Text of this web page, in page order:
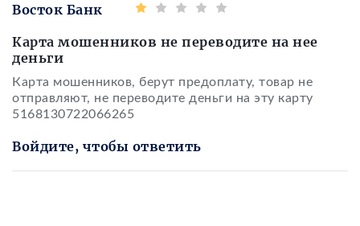
Восток Банк
Карта мошенников не переводите на нее
деньги
Карта мошенников, берут предоплату, товар не
отправляют, не переводите деньги на эту карту
5168130722066265
Войдите, чтобы ответить